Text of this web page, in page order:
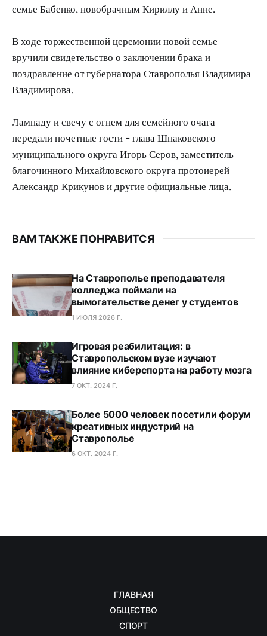
семье Бабенко, новобрачным Кириллу и Анне.
В ходе торжественной церемонии новой семье
вручили свидетельство о заключении брака и
поздравление от губернатора Ставрополья Владимира
Владимирова.
Лампаду и свечу с огнем для семейного очага
передали почетные гости - глава Шпаковского
муниципального округа Игорь Серов, заместитель
благочинного Михайловского округа протоиерей
Александр Крикунов и другие официальные лица.
ВАМ ТАКЖЕ ПОНРАВИТСЯ
На Ставрополье преподавателя
колледжа поймали на
вымогательстве денег у студентов
1 ИЮЛЯ 2026 Г.
Игровая реабилитация: в
Ставропольском вузе изучают
влияние киберспорта на работу мозга
7 ОКТ. 2024 Г.
Более 5000 человек посетили форум
креативных индустрий на
Ставрополье
6 ОКТ. 2024 Г.
ГЛАВНАЯ
ОБЩЕСТВО
СПОРТ